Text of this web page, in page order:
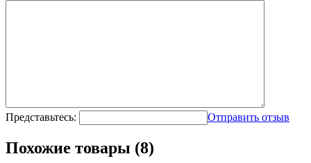
Представьтесь: Отправить отзыв
Похожие товары (8)